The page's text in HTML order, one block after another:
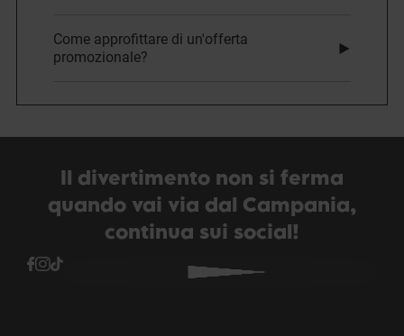
Come approfittare di un'offerta
promozionale?
Il divertimento non si ferma
quando vai via dal Campania,
continua sui social!